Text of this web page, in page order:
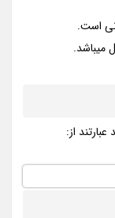
است.
میباشد.
از: